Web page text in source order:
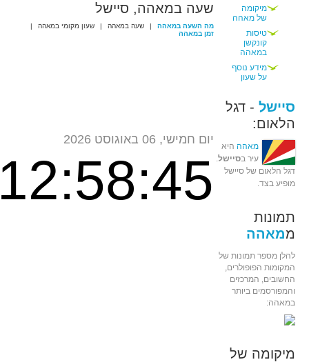
מיקומה
של מאהה
טיסות
קונקשן
במאהה
מידע נוסף
על שעון
סיישל - דגל
הלאום:
מאהה היא
עיר בסיישל.
דגל הלאום של סיישל
מופיע בצד.
תמונות
ממאהה
להלן מספר תמונות של
המקומות הפופולרים,
החשובים, המרכזים
והמפורסמים ביותר
במאהה:
מיקומה של
שעה במאהה, סיישל
מה השעה במאהה | שעה במאהה | שעון מקומי במאהה
|
זמן במאהה
יום חמישי, 06 באוגוסט 2026